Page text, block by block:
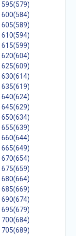
595(579)
600(584)
605(589)
610(594)
615(599)
620(604)
625(609)
630(614)
635(619)
640(624)
645(629)
650(634)
655(639)
660(644)
665(649)
670(654)
675(659)
680(664)
685(669)
690(674)
695(679)
700(684)
705(689)